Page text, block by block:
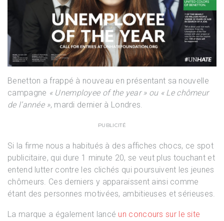
Benetton a frappé à nouveau en présentant sa nouvelle
campagne « Unemployee of the year» ou « Le chômeur
de l’année », mardi dernier à Londres.
PUBLICITÉ
Si la firme nous a habitués à des affiches chocs, ce spot
publicitaire, qui dure 1 minute 20, se veut plus touchant et
entend lutter contre les clichés qui poursuivent les jeunes
chômeurs. Ces derniers y apparaissent ainsi comme
étant des personnes motivées, ambitieuses et sérieuses.
La marque a également lancé un concours sur le site